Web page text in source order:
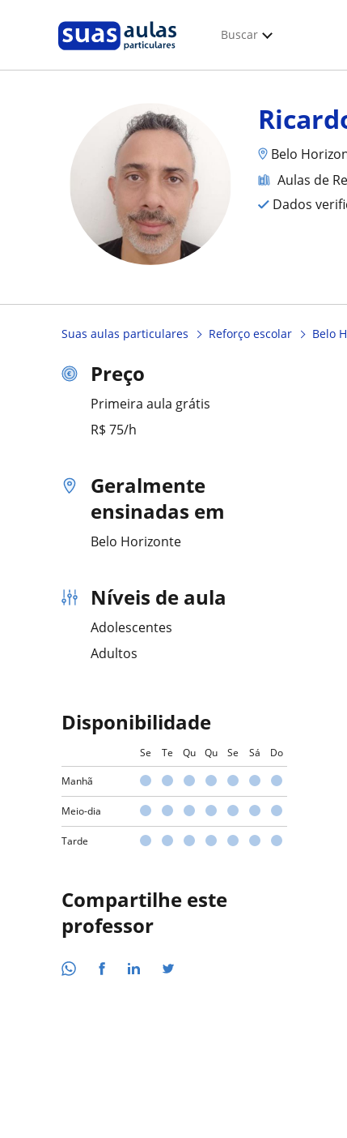
Buscar
Belo
Aulas de
Dados
Suas aulas particulares Reforço escolar Belo
Preço
Primeira aula grátis
R$ 75/h
Geralmente
ensinadas em
Belo Horizonte
Níveis de aula
Adolescentes
Adultos
Disponibilidade
Se Te Qu Qu Se Sá Do
Manhã
Meio-dia
Tarde
Compartilhe este
professor